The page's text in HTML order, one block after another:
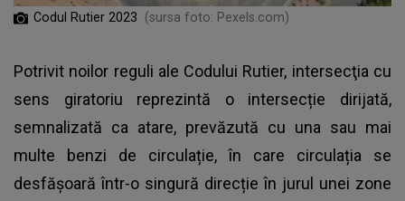
Codul Rutier 2023 (sursa foto: Pexels.com)
Potrivit noilor reguli ale Codului Rutier, intersecţia cu
sens giratoriu reprezintă o intersecție dirijată,
semnalizată ca atare, prevăzută cu una sau mai
multe benzi de circulație, în care circulația se
desfășoară într-o singură direcție în jurul unei zone